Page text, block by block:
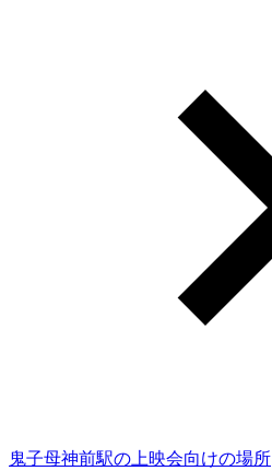
鬼子母神前駅の上映会向けの場所